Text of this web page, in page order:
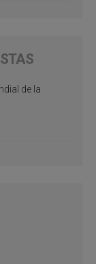
de la